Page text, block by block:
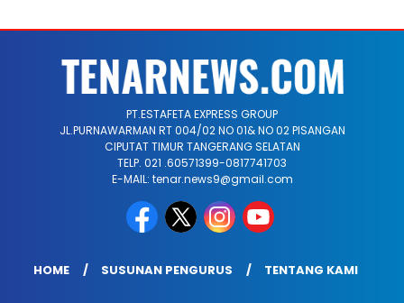
PT.ESTAFETA EXPRESS GROUP
JL.PURNAWARMAN RT 004/02 NO 01& NO 02 PISANGAN
CIPUTAT TIMUR TANGERANG SELATAN
TELP. 021 .60571399-0817741703
E-MAIL: tenar.news9@gmail.com
HOME SUSUNAN PENGURUS TENTANG KAMI